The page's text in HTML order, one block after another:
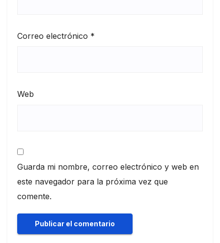
Correo electrónico *
Web
Guarda mi nombre, correo electrónico y web en
este navegador para la próxima vez que
comente.